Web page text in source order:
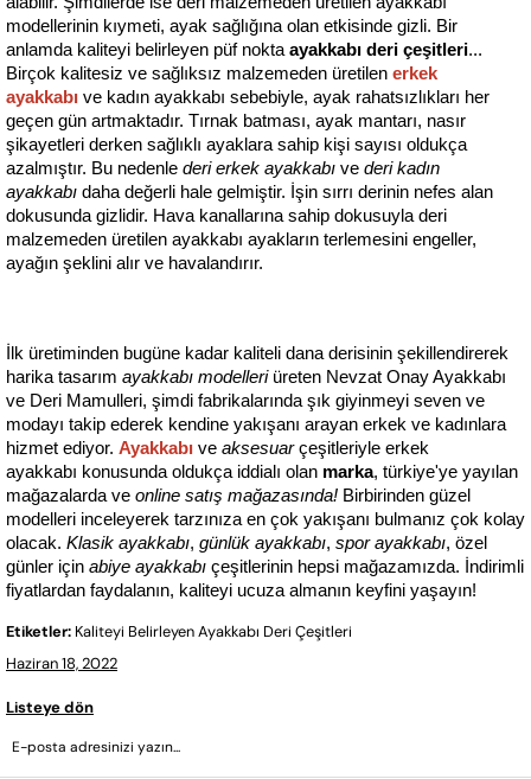
modellerinin kıymeti, ayak sağlığına olan etkisinde gizli. Bir
anlamda kaliteyi belirleyen püf nokta ayakkabı deri çeşitleri...
Birçok kalitesiz ve sağlıksız malzemeden üretilen erkek
ayakkabı ve kadın ayakkabı sebebiyle, ayak rahatsızlıkları her
geçen gün artmaktadır. Tırnak batması, ayak mantarı, nasır
şikayetleri derken sağlıklı ayaklara sahip kişi sayısı oldukça
azalmıştır. Bu nedenle deri erkek ayakkabı ve deri kadın
ayakkabı daha değerli hale gelmiştir. İşin sırrı derinin nefes alan
dokusunda gizlidir. Hava kanallarına sahip dokusuyla deri
malzemeden üretilen ayakkabı ayakların terlemesini engeller,
ayağın şeklini alır ve havalandırır.
İlk üretiminden bugüne kadar kaliteli dana derisinin şekillendirerek
harika tasarım ayakkabı modelleri üreten Nevzat Onay Ayakkabı
ve Deri Mamulleri, şimdi fabrikalarında şık giyinmeyi seven ve
modayı takip ederek kendine yakışanı arayan erkek ve kadınlara
hizmet ediyor. Ayakkabı ve aksesuar çeşitleriyle erkek
ayakkabı konusunda oldukça iddialı olan marka, türkiye'ye yayılan
mağazalarda ve online satış mağazasında! Birbirinden güzel
modelleri inceleyerek tarzınıza en çok yakışanı bulmanız çok kolay
olacak. Klasik ayakkabı, günlük ayakkabı, spor ayakkabı, özel
günler için abiye ayakkabı çeşitlerinin hepsi mağazamızda. İndirimli
fiyatlardan faydalanın, kaliteyi ucuza almanın keyfini yaşayın!
Etiketler: Kaliteyi Belirleyen Ayakkabı Deri Çeşitleri
Haziran 18, 2022
Listeye dön